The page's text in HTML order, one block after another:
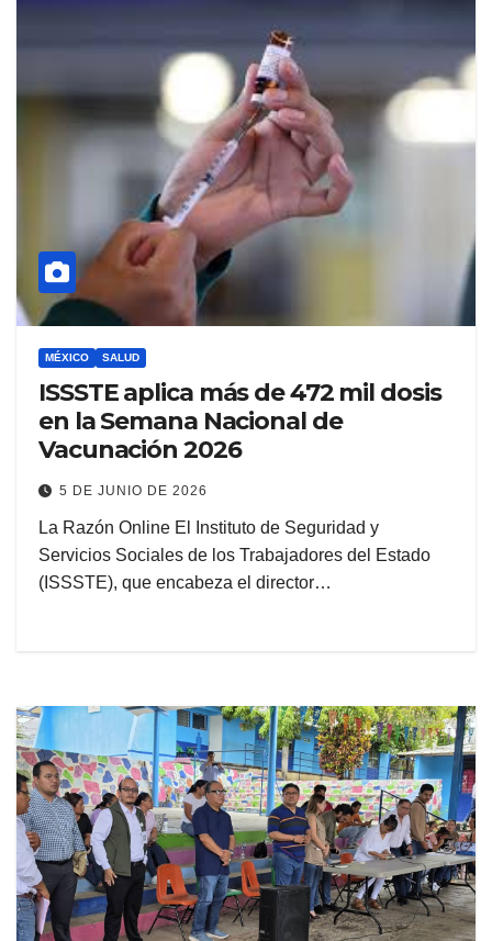
MÉXICO SALUD
ISSSTE aplica más de 472 mil dosis
en la Semana Nacional de
Vacunación 2026
5 DE JUNIO DE 2026
La Razón Online El Instituto de Seguridad y
Servicios Sociales de los Trabajadores del Estado
(ISSSTE), que encabeza el director…